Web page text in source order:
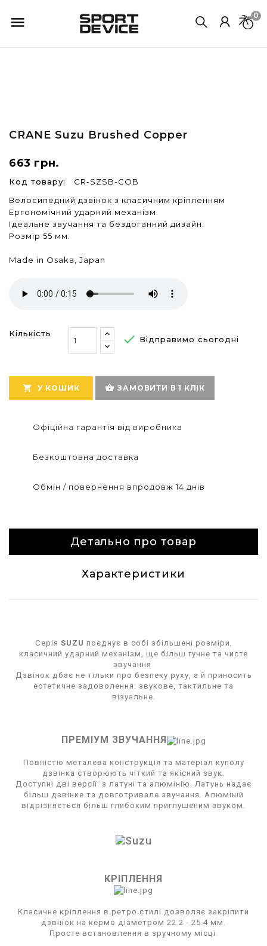
 0
CRANE Suzu Brushed Copper
663 грн.
Код товару:
CR-SZSB-COB
Велосипедний дзвінок з класичним кріпленням
Ергономічний ударний механізм.
Ідеальне звучання та бездоганний дизайн.
Розмір 55 мм.
Made in Osaka, Japan
Кількість  Відправимо сьогодні
 У КОШИК shopping_basket ЗАМОВИТИ В 1 КЛІК
Офіційна гарантія від виробника
Безкоштовна доставка
Обмін / повернення впродовж 14 днів
Детально про товар
Характеристики
Серія SUZU поєднує в собі збільшені розміри,
класичний ударний механізм, ще більш гучне та чисте
звучання
Дзвінок дбає не тільки про безпеку руху, а й приносить
естетичне задоволення: звукове, тактильне та
візуальне.
ПРЕМІУМ ЗВУЧАННЯ
Повністю металева конструкція та матеріал куполу
дзвінка створюють чіткий та якісний звук.
Доступні дві версії: з латуні та алюмінію. Латунь надає
більш дзвінке та довготривале звучання. Алюміній
відрізняється більш глибоким приглушеним звуком.
КРІПЛЕННЯ
Класичне кріплення в ретро стилі дозволяє закріпити
дзвінок на кермо діаметром 22.2 - 25.4 мм.
Просте встановлення в зручному місці.